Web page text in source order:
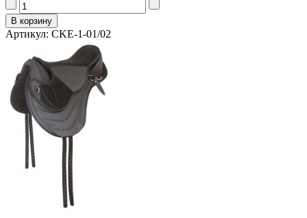
Артикул: CKE-1-01/02